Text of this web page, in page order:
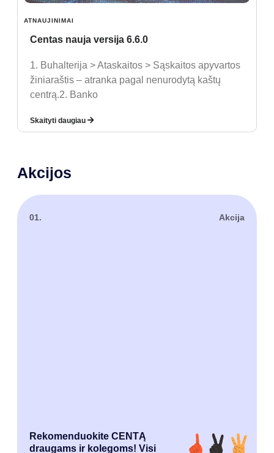
ATNAUJINIMAI
Centas nauja versija 6.6.0
1. Buhalterija > Ataskaitos > Sąskaitos apyvartos
žiniaraštis – atranka pagal nenurodytą kaštų
centrą.2. Banko
Skaityti daugiau
Akcijos
01. Akcija
Rekomenduokite CENTĄ
draugams ir kolegoms! Visi